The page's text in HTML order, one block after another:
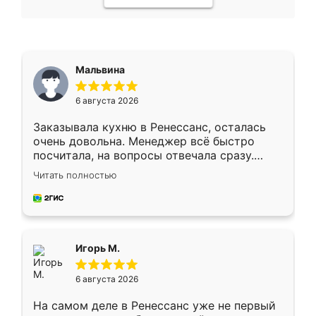
Мальвина
6 августа 2026
Заказывала кухню в Ренессанс, осталась
очень довольна. Менеджер всё быстро
посчитала, на вопросы отвечала сразу.
Замерщик приехал в субботу, подошёл к
делу со всей ответственностью. Собрали
за день, ребята работали аккуратно, даже
Читать полностью
Игорь М.
6 августа 2026
На самом деле в Ренессанс уже не первый